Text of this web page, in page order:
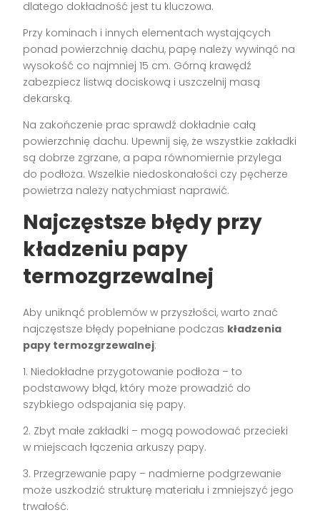
dlatego dokładność jest tu kluczowa.
Przy kominach i innych elementach wystających
ponad powierzchnię dachu, papę należy wywinąć na
wysokość co najmniej 15 cm. Górną krawędź
zabezpiecz listwą dociskową i uszczelnij masą
dekarską.
Na zakończenie prac sprawdź dokładnie całą
powierzchnię dachu. Upewnij się, że wszystkie zakładki
są dobrze zgrzane, a papa równomiernie przylega
do podłoża. Wszelkie niedoskonałości czy pęcherze
powietrza należy natychmiast naprawić.
Najczęstsze błędy przy
kładzeniu papy
termozgrzewalnej
Aby uniknąć problemów w przyszłości, warto znać
najczęstsze błędy popełniane podczas kładzenia
papy termozgrzewalnej:
1. Niedokładne przygotowanie podłoża – to
podstawowy błąd, który może prowadzić do
szybkiego odspajania się papy.
2. Zbyt małe zakładki – mogą powodować przecieki
w miejscach łączenia arkuszy papy.
3. Przegrzewanie papy – nadmierne podgrzewanie
może uszkodzić strukturę materiału i zmniejszyć jego
trwałość.